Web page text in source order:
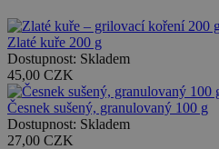
Zlaté kuře 200 g
Dostupnost: Skladem
45,00 CZK
Česnek sušený, granulovaný 100 g
Dostupnost: Skladem
27,00 CZK